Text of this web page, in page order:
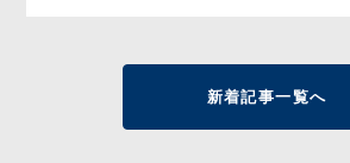
新着記事一覧へ